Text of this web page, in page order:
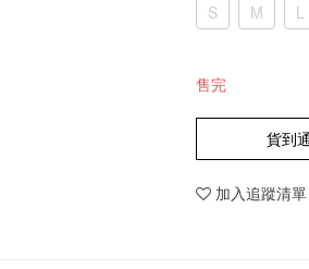
S
M L
售完
貨到
加入追蹤清單